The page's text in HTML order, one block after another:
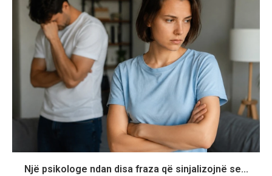
Një psikologe ndan disa fraza që sinjalizojnë se...